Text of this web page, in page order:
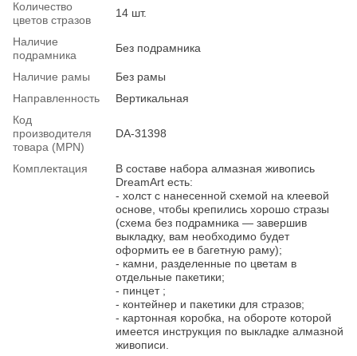
Количество
цветов стразов
14 шт.
Наличие
подрамника
Без подрамника
Наличие рамы
Без рамы
Направленность
Вертикальная
Код
производителя
товара (MPN)
DA-31398
Комплектация
В составе набора алмазная живопись
DreamArt есть:
- холст с нанесенной схемой на клеевой
основе, чтобы крепились хорошо стразы
(схема без подрамника — завершив
выкладку, вам необходимо будет
оформить ее в багетную раму);
- камни, разделенные по цветам в
отдельные пакетики;
- пинцет ;
- контейнер и пакетики для стразов;
- картонная коробка, на обороте которой
имеется инструкция по выкладке алмазной
живописи.